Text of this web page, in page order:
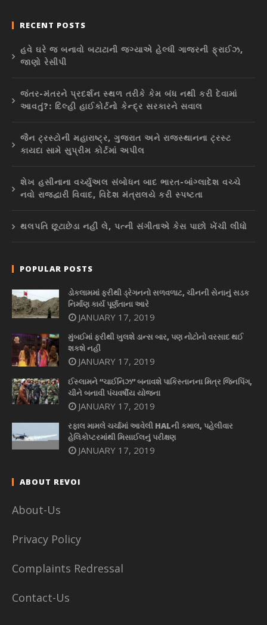
RECENT POSTS
હવે ઘરે જ બનાવો બટાટાની જગ્યાએ હેલ્ધી ગાજરની ફ્રાઈઝ,
જાણો રેસીપી
જંતર-મંતરને પ્રદર્શન સ્થળ તરીકે કેમ બંધ નથી કરી દેવામાં
આવતું?: દિલ્હી હાઈકોર્ટનો કેન્દ્ર સરકારને સવાલ
જૈન ટ્રસ્ટોની મહારાષ્ટ્ર, ગુજરાત અને રાજસ્થાનના ટ્રસ્ટ
કાયદા સામે સુપ્રીમ કોર્ટમાં અપીલ
શેખ હસીનાના વર્ચ્યુઅલ સંબોધન બાદ ભારત-બાંગ્લાદેશ વચ્ચે
નવો રાજદ્વારી વિવાદ, વિદેશ મંત્રાલયે કરી સ્પષ્ટતા
થલપતિ છૂટાછેડા નહીં લે, પત્ની સંગીતાએ કેસ પાછો ખેંચી લીધો
POPULAR POSTS
ડોકલામમાં ફરીથી ડ્રેગનનો સળવળાટ, ચીનની સેનાનું સડક
નિર્માણ કાર્ય પૂર્ણતાના આરે
JANUARY 17, 2019
મુંબઈમાં ફરીથી ખુલશે ડાન્સ બાર, પણ નોટોનો વરસાદ થઈ
શકશે નહીં
JANUARY 17, 2019
ઈસ્લામને “ચાઈનિઝ” બનાવશે પાકિસ્તાનના મિત્ર જિનપિંગ,
ચીને બનાવી પંચવર્ષીય યોજના
JANUARY 17, 2019
રફાલ મામલે ચર્ચામાં આવેલી HALની કમાલ, પહેલીવાર
હેલિકોપ્ટરમાંથી મિસાઈલનું પરીક્ષણ
JANUARY 17, 2019
ABOUT REVOI
About-Us
Privacy Policy
Complaints Redressal
Contact-Us